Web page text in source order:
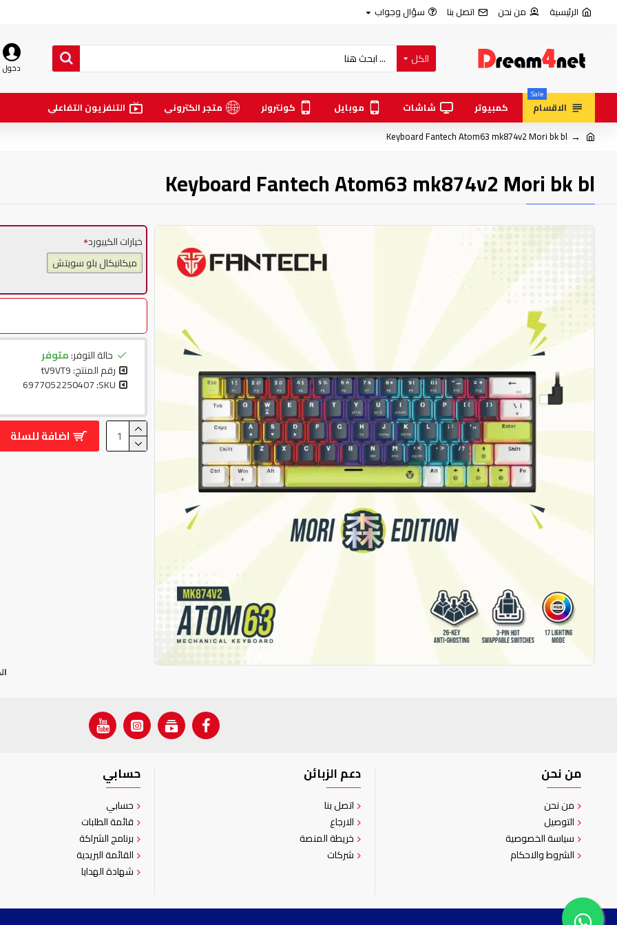
الرئيسية من نحن اتصل بنا سؤال وجواب
الكل
دخول
الاقسام
Sale
كمبيوتر شاشات موبايل كونترولر متجر الكتروني التلفزيون التفاعلي
Keyboard Fantech Atom63 mk874v2 Mori bk bl
Keyboard Fantech Atom63 mk874v2 Mori bk bl
حالة التوفر:متوفر
رقم المنتج:tV9VT9
SKU:
6977052250407
خيارات الكيبورد
ميكانيكال بلو سويتش
اضافة للسلة
من نحن
من نحن
التوصيل
سياسة الخصوصية
الشروط والاحكام
دعم الزبائن
اتصل بنا
الارجاع
خريطة المنصة
شركات
حسابي
حسابي
قائمة الطلبات
برنامج الشراكة
القائمة البريدية
شهادة الهدايا